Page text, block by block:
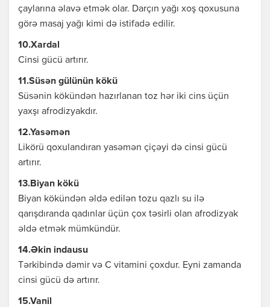
çaylarına əlavə etmək olar. Darçın yağı xoş qoxusuna
görə masaj yağı kimi də istifadə edilir.
10.Xardal
Cinsi gücü artırır.
11.Süsən gülünün kökü
Süsənin kökündən hazırlanan toz hər iki cins üçün
yaxşı afrodizyakdır.
12.Yasəmən
Likörü qoxulandıran yasəmən çiçəyi də cinsi gücü
artırır.
13.Biyan kökü
Biyan kökündən əldə edilən tozu qazlı su ilə
qarışdıranda qadınlar üçün çox təsirli olan afrodizyak
əldə etmək mümkündür.
14.Əkin indausu
Tərkibində dəmir və C vitamini çoxdur. Eyni zamanda
cinsi gücü də artırır.
15.Vanil